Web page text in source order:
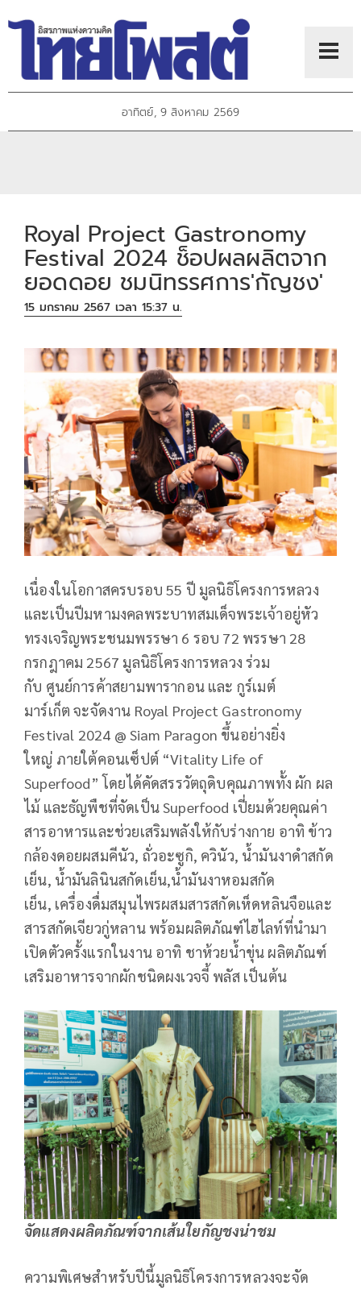
อาทิตย์, 9 สิงหาคม 2569
Royal Project Gastronomy
Festival 2024 ช็อปผลผลิตจาก
ยอดดอย ชมนิทรรศการ'กัญชง'
15 มกราคม 2567 เวลา 15:37 น.
เนื่องในโอกาสครบรอบ 55 ปี มูลนิธิโครงการหลวง
และเป็นปีมหามงคลพระบาทสมเด็จพระเจ้าอยู่หัว
ทรงเจริญพระชนมพรรษา 6 รอบ 72 พรรษา 28
กรกฎาคม 2567 มูลนิธิโครงการหลวง ร่วม
กับ ศูนย์การค้าสยามพารากอน และ กูร์เมต์
มาร์เก็ต จะจัดงาน Royal Project Gastronomy
Festival 2024 @ Siam Paragon ขึ้นอย่างยิ่ง
ใหญ่ ภายใต้คอนเซ็ปต์ “Vitality Life of
Superfood” โดยได้คัดสรรวัตถุดิบคุณภาพทั้ง ผัก ผล
ไม้ และธัญพืชที่จัดเป็น Superfood เปี่ยมด้วยคุณค่า
สารอาหารและช่วยเสริมพลังให้กับร่างกาย อาทิ ข้าว
กล้องดอยผสมคีนัว, ถั่วอะซูกิ, ควินัว, น้ำมันงาดำสกัด
เย็น, น้ำมันลินินสกัดเย็น,น้ำมันงาหอมสกัด
เย็น, เครื่องดื่มสมุนไพรผสมสารสกัดเห็ดหลินจือและ
สารสกัดเจียวกู่หลาน พร้อมผลิตภัณฑ์ไฮไลท์ที่นำมา
เปิดตัวครั้งแรกในงาน อาทิ ชาห้วยน้ำขุ่น ผลิตภัณฑ์
เสริมอาหารจากผักชนิดผงเวจจี้ พลัส เป็นต้น
จัดแสดงผลิตภัณฑ์จากเส้นใยกัญชงน่าชม
ความพิเศษสำหรับปีนี้มูลนิธิโครงการหลวงจะจัด